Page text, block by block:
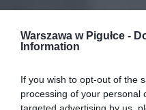
Warszawa w Pigułce -
Information
If you wish to opt-out of the
processing of your personal